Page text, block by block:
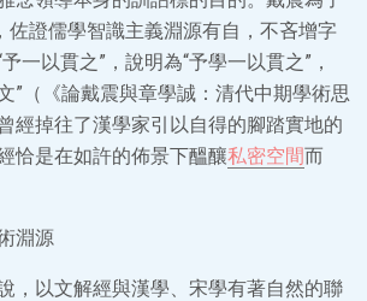
佐證儒學智識主義淵源有自，不吝增字
一以貫之”，說明為“予學一以貫之”，
”（《論戴震與章學誠：清代中期學術思
經掉往了漢學家引以自得的腳踏實地的
恰是在如許的佈景下醞釀私密空間而
淵源
，以文解經與漢學、宋學有著自然的聯